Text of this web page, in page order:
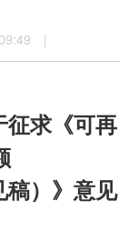
|
征求《可再
稿）》意见